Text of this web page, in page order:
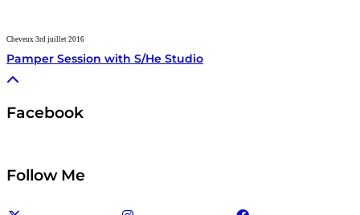
Cheveux 3rd juillet 2016
Pamper Session with S/He Studio
Facebook
Follow Me